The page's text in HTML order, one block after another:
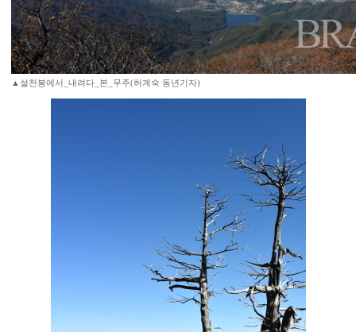
▲설천봉에서_내려다_본_무주(허계숙 동년기자)